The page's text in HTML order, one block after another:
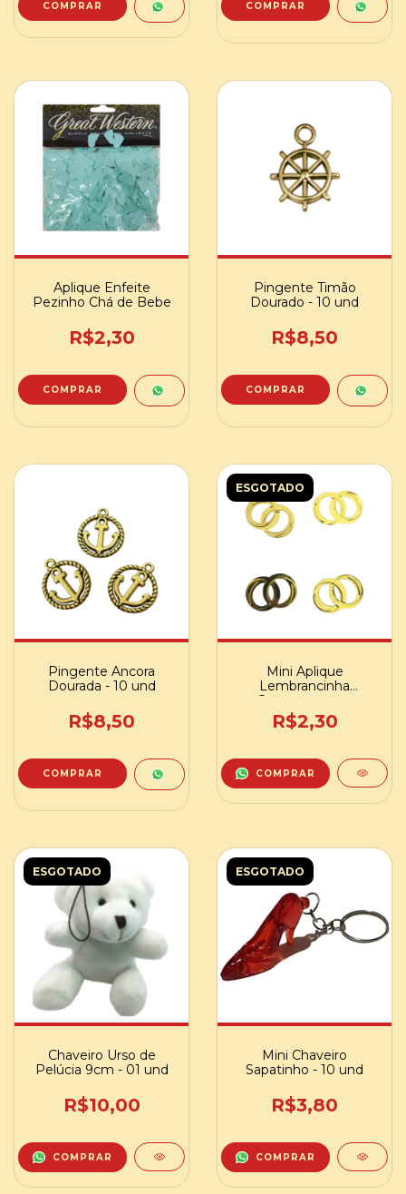
COMPRAR
Aplique Enfeite
Pezinho Chá de Bebe
R$2,30
Pingente Timão
Dourado - 10 und
R$8,50
Pingente Ancora
Dourada - 10 und
R$8,50
ESGOTADO
Mini Aplique
Lembrancinha
Casamento par
Alianças Metalizado -
15 g
R$2,30
COMPRAR
ESGOTADO
Chaveiro Urso de
Pelúcia 9cm - 01 und
R$10,00
COMPRAR
ESGOTADO
Mini Chaveiro
Sapatinho - 10 und
R$3,80
COMPRAR